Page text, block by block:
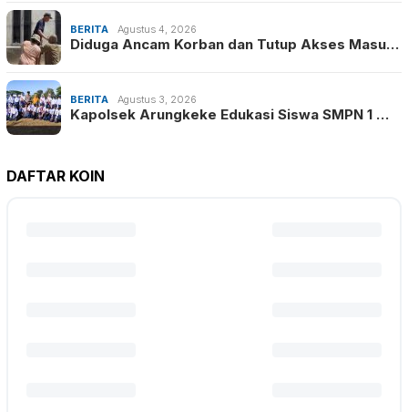
BERITA Agustus 4, 2026
Diduga Ancam Korban dan Tutup Akses Masu…
BERITA Agustus 3, 2026
Kapolsek Arungkeke Edukasi Siswa SMPN 1 …
DAFTAR KOIN